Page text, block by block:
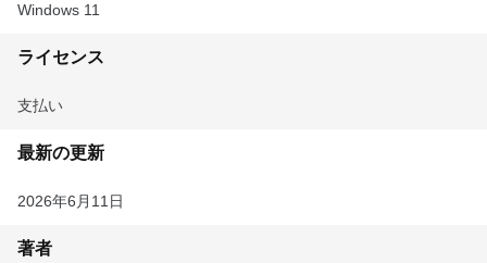
Windows 11
ライセンス
支払い
最新の更新
2026年6月11日
著者